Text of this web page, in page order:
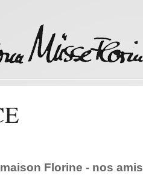
Florine - nos amis